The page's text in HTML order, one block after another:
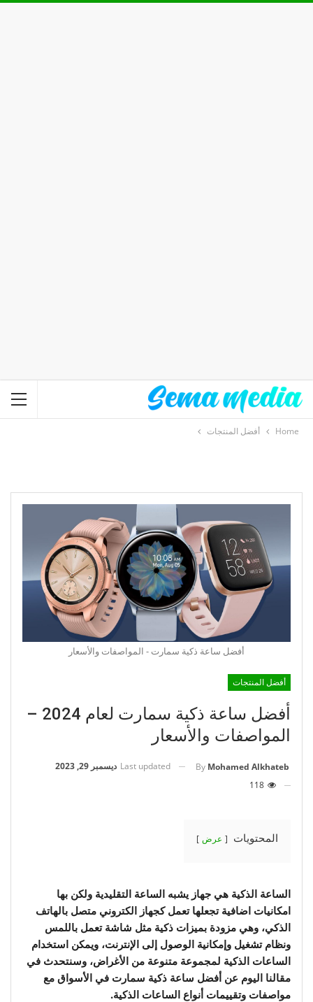
Home أفضل المنتجات
أفضل ساعة ذكية سمارت - المواصفات والأسعار
أفضل المنتجات
أفضل ساعة ذكية سمارت لعام 2024 –
المواصفات والأسعار
By Mohamed Alkhateb
Last updated ديسمبر 29, 2023
المحتويات عرض
الساعة الذكية هي جهاز يشبه الساعة التقليدية ولكن بها
امكانيات اضافية تجعلها تعمل كجهاز الكتروني متصل بالهاتف
الذكي، وهي مزودة بميزات ذكية مثل شاشة تعمل باللمس
ونظام تشغيل وإمكانية الوصول إلى الإنترنت، ويمكن استخدام
الساعات الذكية لمجموعة متنوعة من الأغراض، وسنتحدث في
مقالنا اليوم عن أفضل ساعة ذكية سمارت في الأسواق مع
مواصفات وتقييمات أنواع الساعات الذكية.